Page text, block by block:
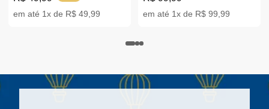
em até 1x de R$ 49,99 em até 1x de R$ 99,99